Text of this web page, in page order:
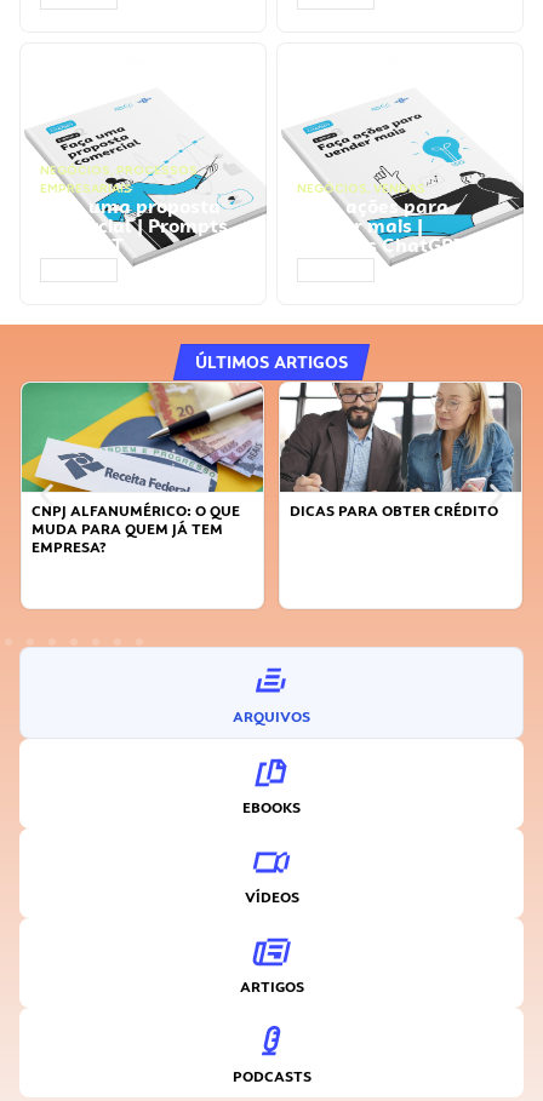
NEGÓCIOS, PROCESSOS
EMPRESARIAIS
Faça uma proposta
comercial | Prompts
ChatGPT
NEGÓCIOS, VENDAS
Faça ações para
vender mais |
Prompts ChatGPT
ÚLTIMOS ARTIGOS
CNPJ ALFANUMÉRICO: O QUE
MUDA PARA QUEM JÁ TEM
EMPRESA?
DICAS PARA OBTER CRÉDITO
ARQUIVOS
EBOOKS
VÍDEOS
ARTIGOS
PODCASTS